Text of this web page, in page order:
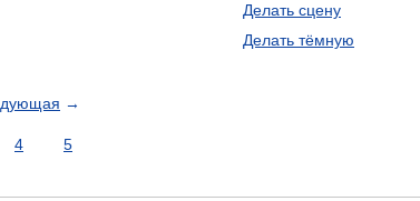
Делать сцену
Делать тёмную
→
4 5